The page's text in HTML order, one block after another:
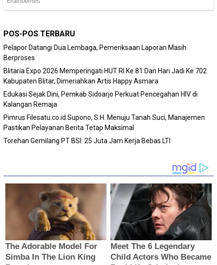
POS-POS TERBARU
Pelapor Datangi Dua Lembaga, Pemeriksaan Laporan Masih
Berproses
Blitaria Expo 2026 Memperingati HUT RI Ke 81 Dan Hari Jadi Ke 702
Kabupaten Blitar, Dimeriahkan Artis Happy Asmara
Edukasi Sejak Dini, Pemkab Sidoarjo Perkuat Pencegahan HIV di
Kalangan Remaja
Pimrus Filesatu.co.id Supono, S.H. Menuju Tanah Suci, Manajemen
Pastikan Pelayanan Berita Tetap Maksimal
Torehan Gemilang PT BSI: 25 Juta Jam Kerja Bebas LTI